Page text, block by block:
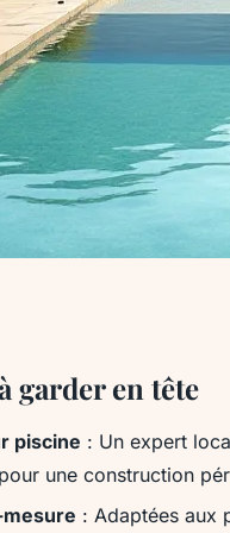
à
garder en tête
piscine : Un expert
une construction
: Adaptées aux